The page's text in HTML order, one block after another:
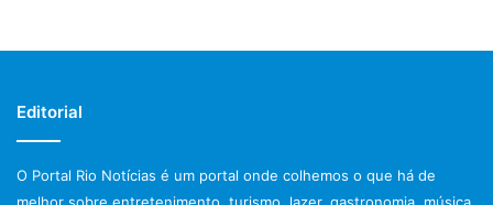
Editorial
O Portal Rio Notícias é um portal onde colhemos o que há de